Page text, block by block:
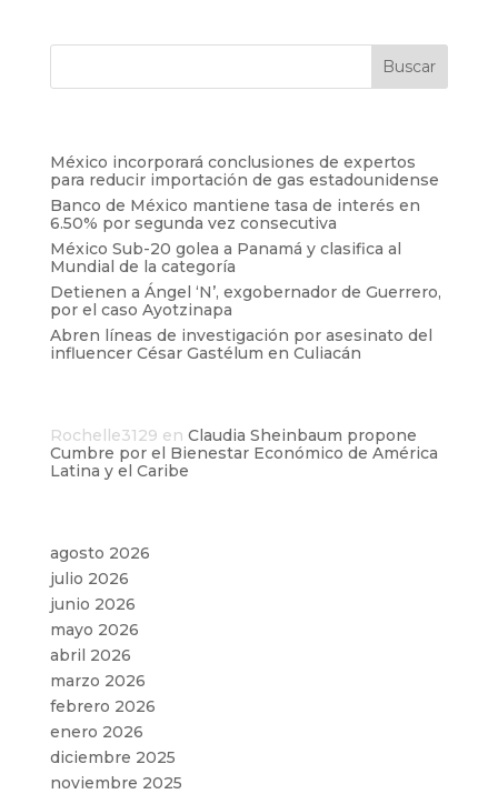
México incorporará conclusiones de expertos
para reducir importación de gas estadounidense
Banco de México mantiene tasa de interés en
6.50% por segunda vez consecutiva
México Sub-20 golea a Panamá y clasifica al
Mundial de la categoría
Detienen a Ángel ‘N’, exgobernador de Guerrero,
por el caso Ayotzinapa
Abren líneas de investigación por asesinato del
influencer César Gastélum en Culiacán
Rochelle3129 en Claudia Sheinbaum propone
Cumbre por el Bienestar Económico de América
Latina y el Caribe
agosto 2026
julio 2026
junio 2026
mayo 2026
abril 2026
marzo 2026
febrero 2026
enero 2026
diciembre 2025
noviembre 2025